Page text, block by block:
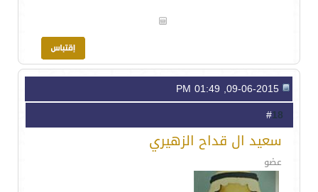
18
سعيد ال قداح الزهيري
عضو